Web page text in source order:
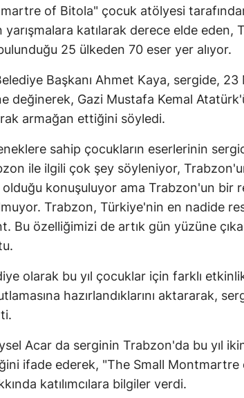
of Bitola" çocuk atölyesi
yarışmalara katılarak derece elde eden,
25 ülkeden 70 eser yer alıyor.
Başkanı Ahmet Kaya, sergide, 23
değinerek, Gazi Mustafa Kemal
armağan ettiğini söyledi.
sahip çocukların eserlerinin
ile ilgili çok şey söyleniyor,
konuşuluyor ama Trabzon'un bir
Trabzon, Türkiye'nin en nadide
Bu özelliğimizi de artık gün yüzüne
olarak bu yıl çocuklar için farklı
hazırlandıklarını aktararak,
Acar da serginin Trabzon'da bu yıl
ifade ederek, "The Small
katılımcılara bilgiler verdi.